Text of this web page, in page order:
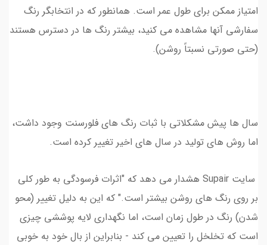
امتیاز ممکن برای طول عمر است. همانطور که در انتخابگر رنگ
سفارشی آنها مشاهده می کنید، بیشتر رنگ ها در دسترس هستند
(حتی صورتی نسبتاً روشن).
سال ها پیش مشکلاتی با ثبات رنگ های فلورسنت وجود داشت،
اما روش های تولید در سال های اخیر تغییر کرده است.
سایت Supair هشدار می دهد که "اثرات فرسودگی به طور کلی
بر روی رنگ های روشن بیشتر است." که این به دلیل تغییر (محو
شدن) رنگ در طول زمان است، اما نگهداری لایه پوششی چیزی
است که تخلخل را تعیین می کند - بنابراین از بال خود به خوبی